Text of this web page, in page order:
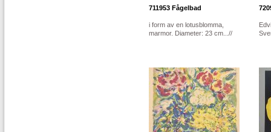
711953 Fågelbad
i form av en lotusblomma,
marmor. Diameter: 23 cm...//